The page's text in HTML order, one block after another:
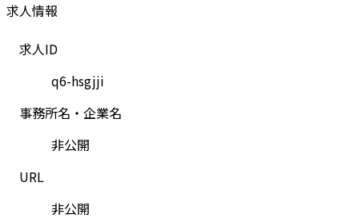
求人情報
求人ID
q6-hsgjji
事務所名・企業名
非公開
URL
非公開